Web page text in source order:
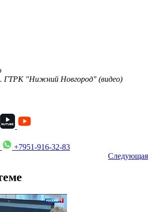
ГТРК "Нижний Новгород" (видео)
+7951-916-32-83
Следующая